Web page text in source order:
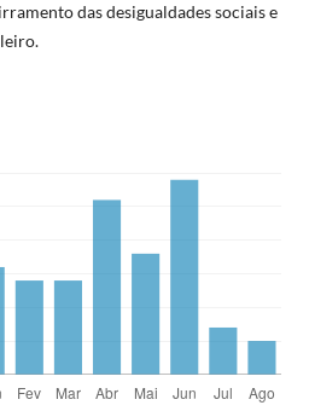
das desigualdades sociais e